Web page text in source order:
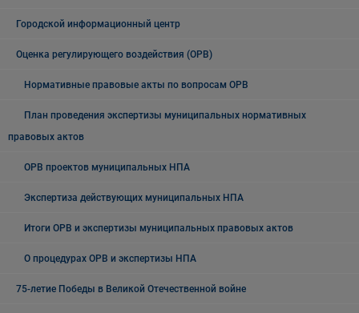
Городской информационный центр
Оценка регулирующего воздействия (ОРВ)
Нормативные правовые акты по вопросам ОРВ
План проведения экспертизы муниципальных нормативных
правовых актов
ОРВ проектов муниципальных НПА
Экспертиза действующих муниципальных НПА
Итоги ОРВ и экспертизы муниципальных правовых актов
О процедурах ОРВ и экспертизы НПА
75-летие Победы в Великой Отечественной войне